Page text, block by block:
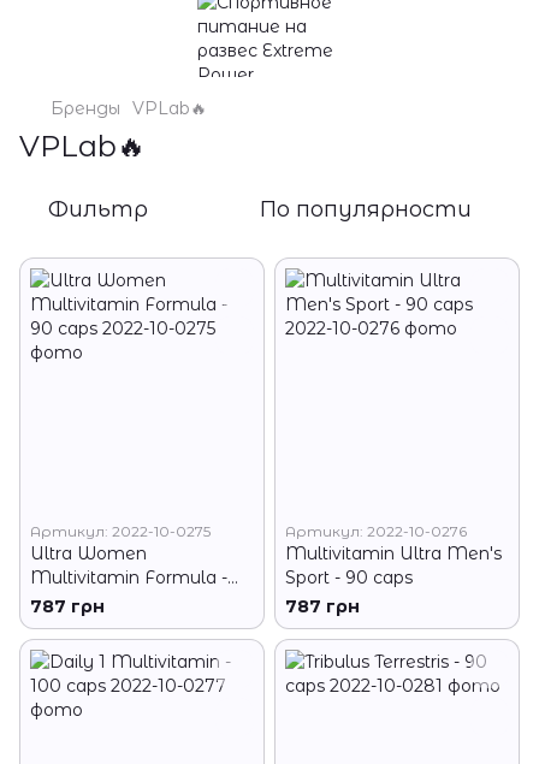
Бренды VPLab🔥
VPLab🔥
Фильтр По популярности
Артикул: 2022-10-0275
Ultra Women
Multivitamin Formula -
90 caps
787 грн
Артикул: 2022-10-0276
Multivitamin Ultra Men's
Sport - 90 caps
787 грн